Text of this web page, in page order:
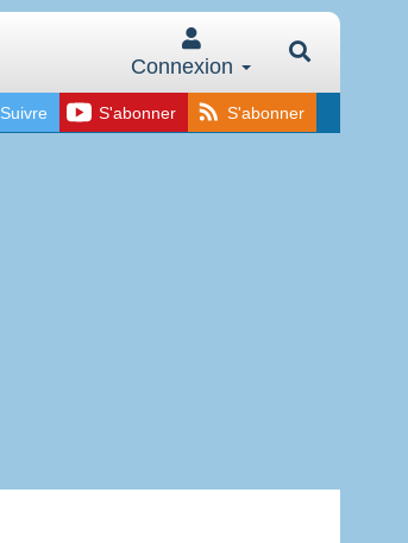
Connexion
Suivre S'abonner S'abonner